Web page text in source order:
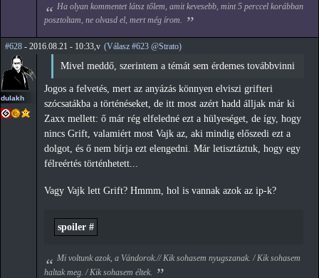
Ha olyan kommentet látsz tőlem, amit kevesebb, mint 5 perccel korábban
posztoltam, ne olvasd el, mert még írom.
#628 - 2016.08.21 - 10:33,v (Válasz #623 @Strato)
dulakh
Mivel meddő, szerintem a témát sem érdemes továbbvinni
Jogos a felvetés, mert az anyázás könnyen elviszi grifteri
szócsatákba a történéseket, de itt most azért hadd álljak már ki
Zaxx mellett: ő már rég elfeledné ezt a hülyeséget, de így, hogy
nincs Grift, valamiért most Vajk az, aki mindig előszedi ezt a
dolgot, és ő nem bírja ezt elengedni. Már letisztáztuk, hogy egy
félreértés történhetett...
Vagy Vajk lett Grift? Hmmm, hol is vannak azok az ip-k?
spoiler #
Mi voltunk azok, a Vándorok.// Kik sohasem nyugszanak. / Kik sohasem
haltak meg. / Kik sohasem éltek.